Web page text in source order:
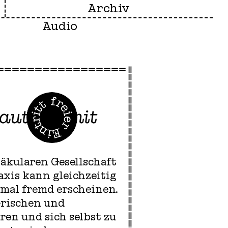
Archiv
Audio
mit
Gesellschaft
kann gleichzeitig
fremd erscheinen.
und
und sich selbst zu